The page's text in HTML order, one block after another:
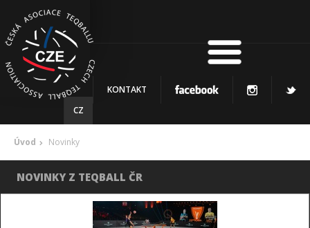
KONTAKT
CZ
Úvod Novinky
NOVINKY Z TEQBALL ČR